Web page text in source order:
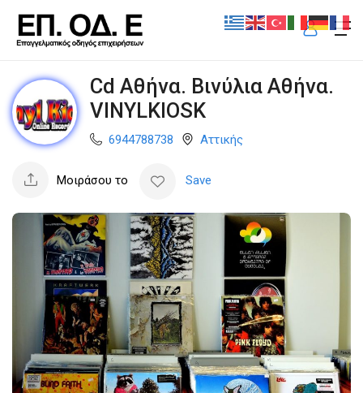
Cd Αθήνα. Βινύλια Αθήνα.
VINYLKIOSK
6944788738 Αττικής
Μοιράσου το Save